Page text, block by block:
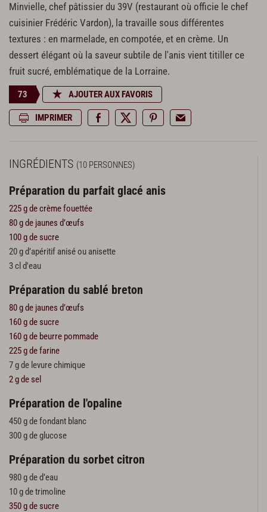
Minvielle, chef pâtissier du 39V (restaurant où officie le chef
cuisinier Frédéric Vardon), la travaille sous différentes
textures : en marmelade, en compotée, et en crème. Un
dessert élégant où la saveur subtile de l'anis vient titiller ce
fruit sucré, emblématique de la Lorraine.
73 AJOUTER AUX FAVORIS
IMPRIMER
INGRÉDIENTS (10 PERSONNES)
Préparation du parfait glacé anis
225 g de crème fouettée
80 g de jaunes d’œufs
100 g de sucre
20 g d’apéritif anisé ou anisette
3 cl d'eau
Préparation du sablé breton
80 g de jaunes d’œufs
160 g de sucre
160 g de beurre pommade
225 g de farine
7 g de levure chimique
2 g de sel
Préparation de l'opaline
450 g de fondant blanc
300 g de glucose
Préparation du sorbet citron
980 g de d’eau
10 g de trimoline
350 g de sucre